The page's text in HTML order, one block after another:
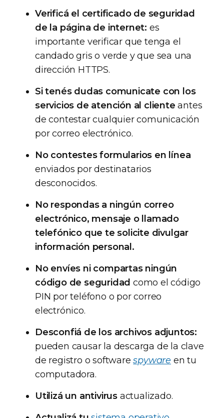
Verificá el certificado de seguridad
de la página de internet: es
importante verificar que tenga el
candado gris o verde y que sea una
dirección HTTPS.
Si tenés dudas comunicate con los
servicios de atención al cliente antes
de contestar cualquier comunicación
por correo electrónico.
No contestes formularios en línea
enviados por destinatarios
desconocidos.
No respondas a ningún correo
electrónico, mensaje o llamado
telefónico que te solicite divulgar
información personal.
No envíes ni compartas ningún
código de seguridad como el código
PIN por teléfono o por correo
electrónico.
Desconfiá de los archivos adjuntos:
pueden causar la descarga de la clave
de registro o softwarespyware en tu
computadora.
Utilizá un antivirus actualizado.